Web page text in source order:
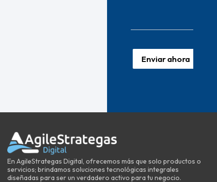
Enviar ahora
En AgileStrategas Digital, ofrecemos más que solo productos o
servicios; brindamos soluciones tecnológicas integrales
diseñadas para ser un verdadero activo para tu negocio.